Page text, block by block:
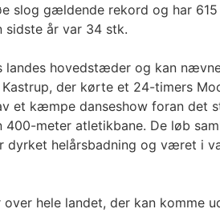
slog gældende rekord og har
sidste år var 34 stk.
landes hovedstæder og kan
der kørte et 24-timers
et kæmpe danseshow foran det
meter atletikbane. De løb
dyrket helårsbadning og været i
hele landet, der kan